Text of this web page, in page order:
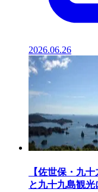
2026.06.26
【佐世保・九
と九十九島観